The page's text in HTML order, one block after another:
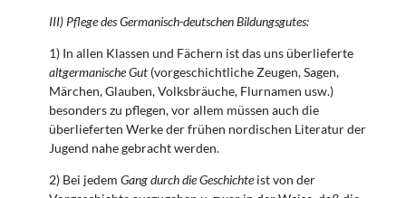
III) Pflege des Germanisch-deutschen Bildungsgutes:
1) In allen Klassen und Fächern ist das uns überlieferte
altgermanische Gut (vorgeschichtliche Zeugen, Sagen,
Märchen, Glauben, Volksbräuche, Flurnamen usw.)
besonders zu pflegen, vor allem müssen auch die
überlieferten Werke der frühen nordischen Literatur der
Jugend nahe gebracht werden.
2) Bei jedem Gang durch die Geschichteist von der